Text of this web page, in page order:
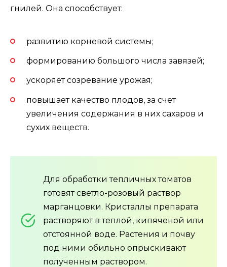
гнилей. Она способствует:
развитию корневой системы;
формированию большого числа завязей;
ускоряет созревание урожая;
повышает качество плодов, за счет
увеличения содержания в них сахаров и
сухих веществ.
Для обработки тепличных томатов
готовят светло-розовый раствор
марганцовки. Кристаллы препарата
растворяют в теплой, кипяченой или
отстоянной воде. Растения и почву
под ними обильно опрыскивают
полученным раствором.